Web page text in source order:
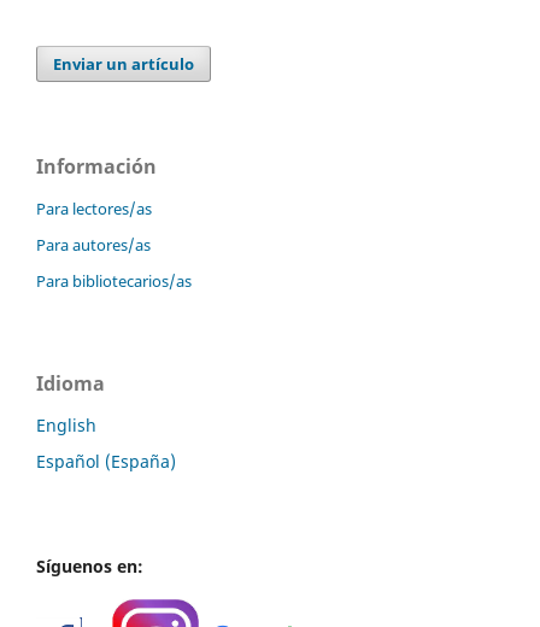
Enviar un artículo
Información
Para lectores/as
Para autores/as
Para bibliotecarios/as
Idioma
English
Español (España)
Síguenos en: